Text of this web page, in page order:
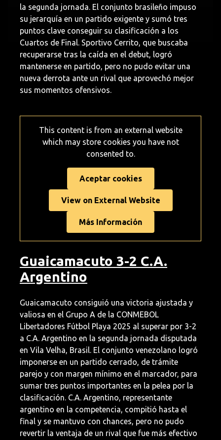
la segunda jornada. El conjunto brasileño impuso
su jerarquía en un partido exigente y sumó tres
puntos clave conseguir su clasificación a los
Cuartos de Final. Sportivo Cerrito, que buscaba
recuperarse tras la caída en el debut, logró
mantenerse en partido, pero no pudo evitar una
nueva derrota ante un rival que aprovechó mejor
sus momentos ofensivos.
This content is from an external website
which may store cookies you have not
consented to.
Aceptar cookies
View on External Website
Más Información
Guaicamacuto 3-2 C.A.
Argentino
Guaicamacuto consiguió una victoria ajustada y
valiosa en el Grupo A de la CONMEBOL
Libertadores Fútbol Playa 2025 al superar por 3-2
a C.A. Argentino en la segunda jornada disputada
en Vila Velha, Brasil. El conjunto venezolano logró
imponerse en un partido cerrado, de trámite
parejo y con margen mínimo en el marcador, para
sumar tres puntos importantes en la pelea por la
clasificación. C.A. Argentino, representante
argentino en la competencia, compitió hasta el
final y se mantuvo con chances, pero no pudo
revertir la ventaja de un rival que fue más efectivo